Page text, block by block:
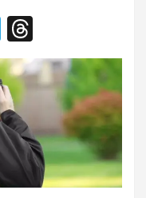
T
el
e
gr
a
m
hr
e
a
d
s